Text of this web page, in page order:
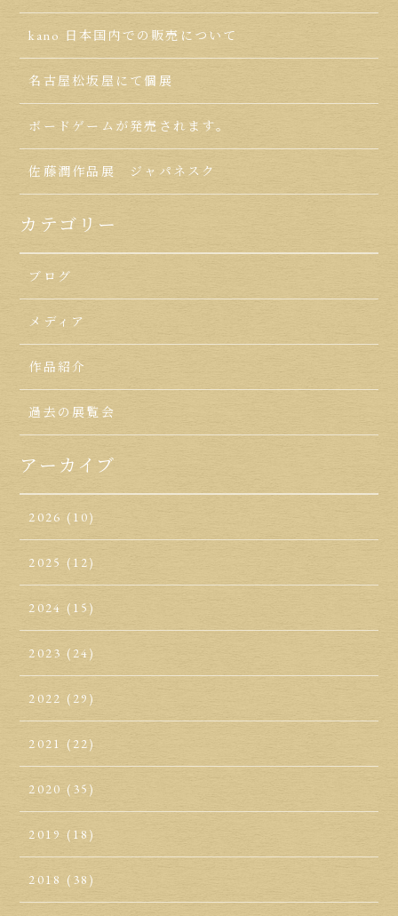
kano 日本国内での販売について
名古屋松坂屋にて個展
ボードゲームが発売されます。
佐藤潤作品展 ジャパネスク
カテゴリー
ブログ
メディア
作品紹介
過去の展覧会
アーカイブ
2026 (10)
2025 (12)
2024 (15)
2023 (24)
2022 (29)
2021 (22)
2020 (35)
2019 (18)
2018 (38)